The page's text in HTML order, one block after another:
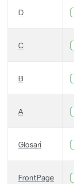
D
C
B
A
Glosari
FrontPage